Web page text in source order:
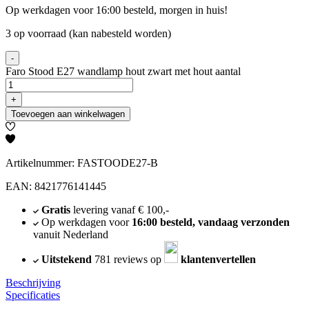
Op werkdagen voor 16:00 besteld, morgen in huis!
3 op voorraad (kan nabesteld worden)
-
Faro Stood E27 wandlamp hout zwart met hout aantal
+
Toevoegen aan winkelwagen
Artikelnummer: FASTOODE27-B
EAN: 8421776141445
Gratislevering vanaf € 100,-
Op werkdagen voor 16:00 besteld, vandaag verzonden
vanuit Nederland
Uitstekend 781 reviews op
klantenvertellen
Beschrijving
Specificaties